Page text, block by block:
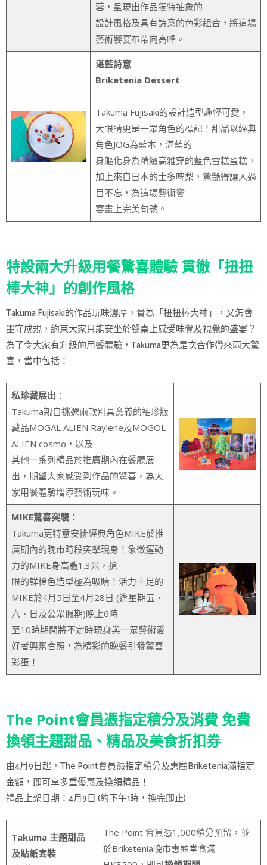
蓉，呈現出作品獨特抽象的
設計風格及具有詩意的色彩組合，將這場
藝術饗宴布帶向高峰。
湛藍詩意
Briketenia Dessert
Takuma Fujisaki的設計造型趣怪可愛，
大眼睛更是一眾角色的標記！甜品以經典
角色JOG為藍本，湛藍的
身軀化身為精緻高雅穿的藍色雪糕蛋糕，
加上來自日本的士多啤梨，驚艷得讓人過
目不忘，為這場藝術饗
宴畫上完美句號。
特設兩大升級用餐驚喜體驗 貫徹「扭扭
棒大神」的創作風格
Takuma Fujisaki的作品玩味濃厚，貴為「扭扭棒大神」，又怎會
墨守成規，約束大家只能安坐於餐桌上感受味覺及視覺的盛宴？
為了令大家有升級的用餐體驗，Takuma更為是次合作帶來兩大驚
喜，當中包括：
私珍藏展出 ：
Takuma親自挑選兩款別具意義的袖珍版
藏品MOGAL ALIEN Raylene及MOGOL
ALIEN cosmo，以及
其他一系列精品於推廣期內在餐廳展
出，期望大家感受到作品的驚喜，為大
家用餐體驗增添藝術玩味。
MIKE驚喜突襲：
Takuma更特意安排經典角色MIKE於推
廣期內的晚市時段突擊現身！象徵運動
力的MIKE身高體1.3米，搶
眼的鮮橙色造型極為吸睛！活力十足的
MIKE於4月5日至4月28日 (逢星期五、
六、日及公眾假期)晚上6時
至10時期間將不定時現身與一眾藝術愛
好者興奮合照，為精彩的晚餐引發驚喜
彩蛋！
The Point會員憑指定積分及消費 免費
換領主題甜品、精品及美食折扣券
由4月9日起，The Point會員憑指定積分及惠顧Briketenia滿指定
金額，即可享多重優惠及換領精品！
禮品上架日期：4月9日 (約下午1時，換完即止)
Takuma 主題甜品
及貼紙套裝
The Point 會員憑1,000積分預留，並
於Briketenia晚市惠顧堂食滿